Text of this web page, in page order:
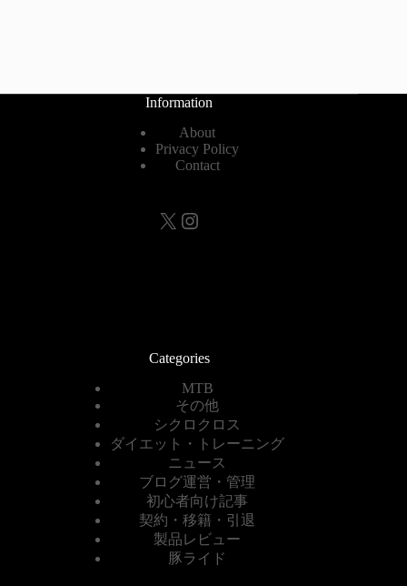
Information
About
Privacy Policy
Contact
X Instagram
Categories
MTB
その他
シクロクロス
ダイエット・トレーニング
ニュース
ブログ運営・管理
初心者向け記事
契約・移籍・引退
製品レビュー
豚ライド